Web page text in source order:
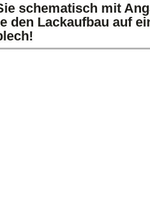
schematisch mit
den Lackaufbau auf